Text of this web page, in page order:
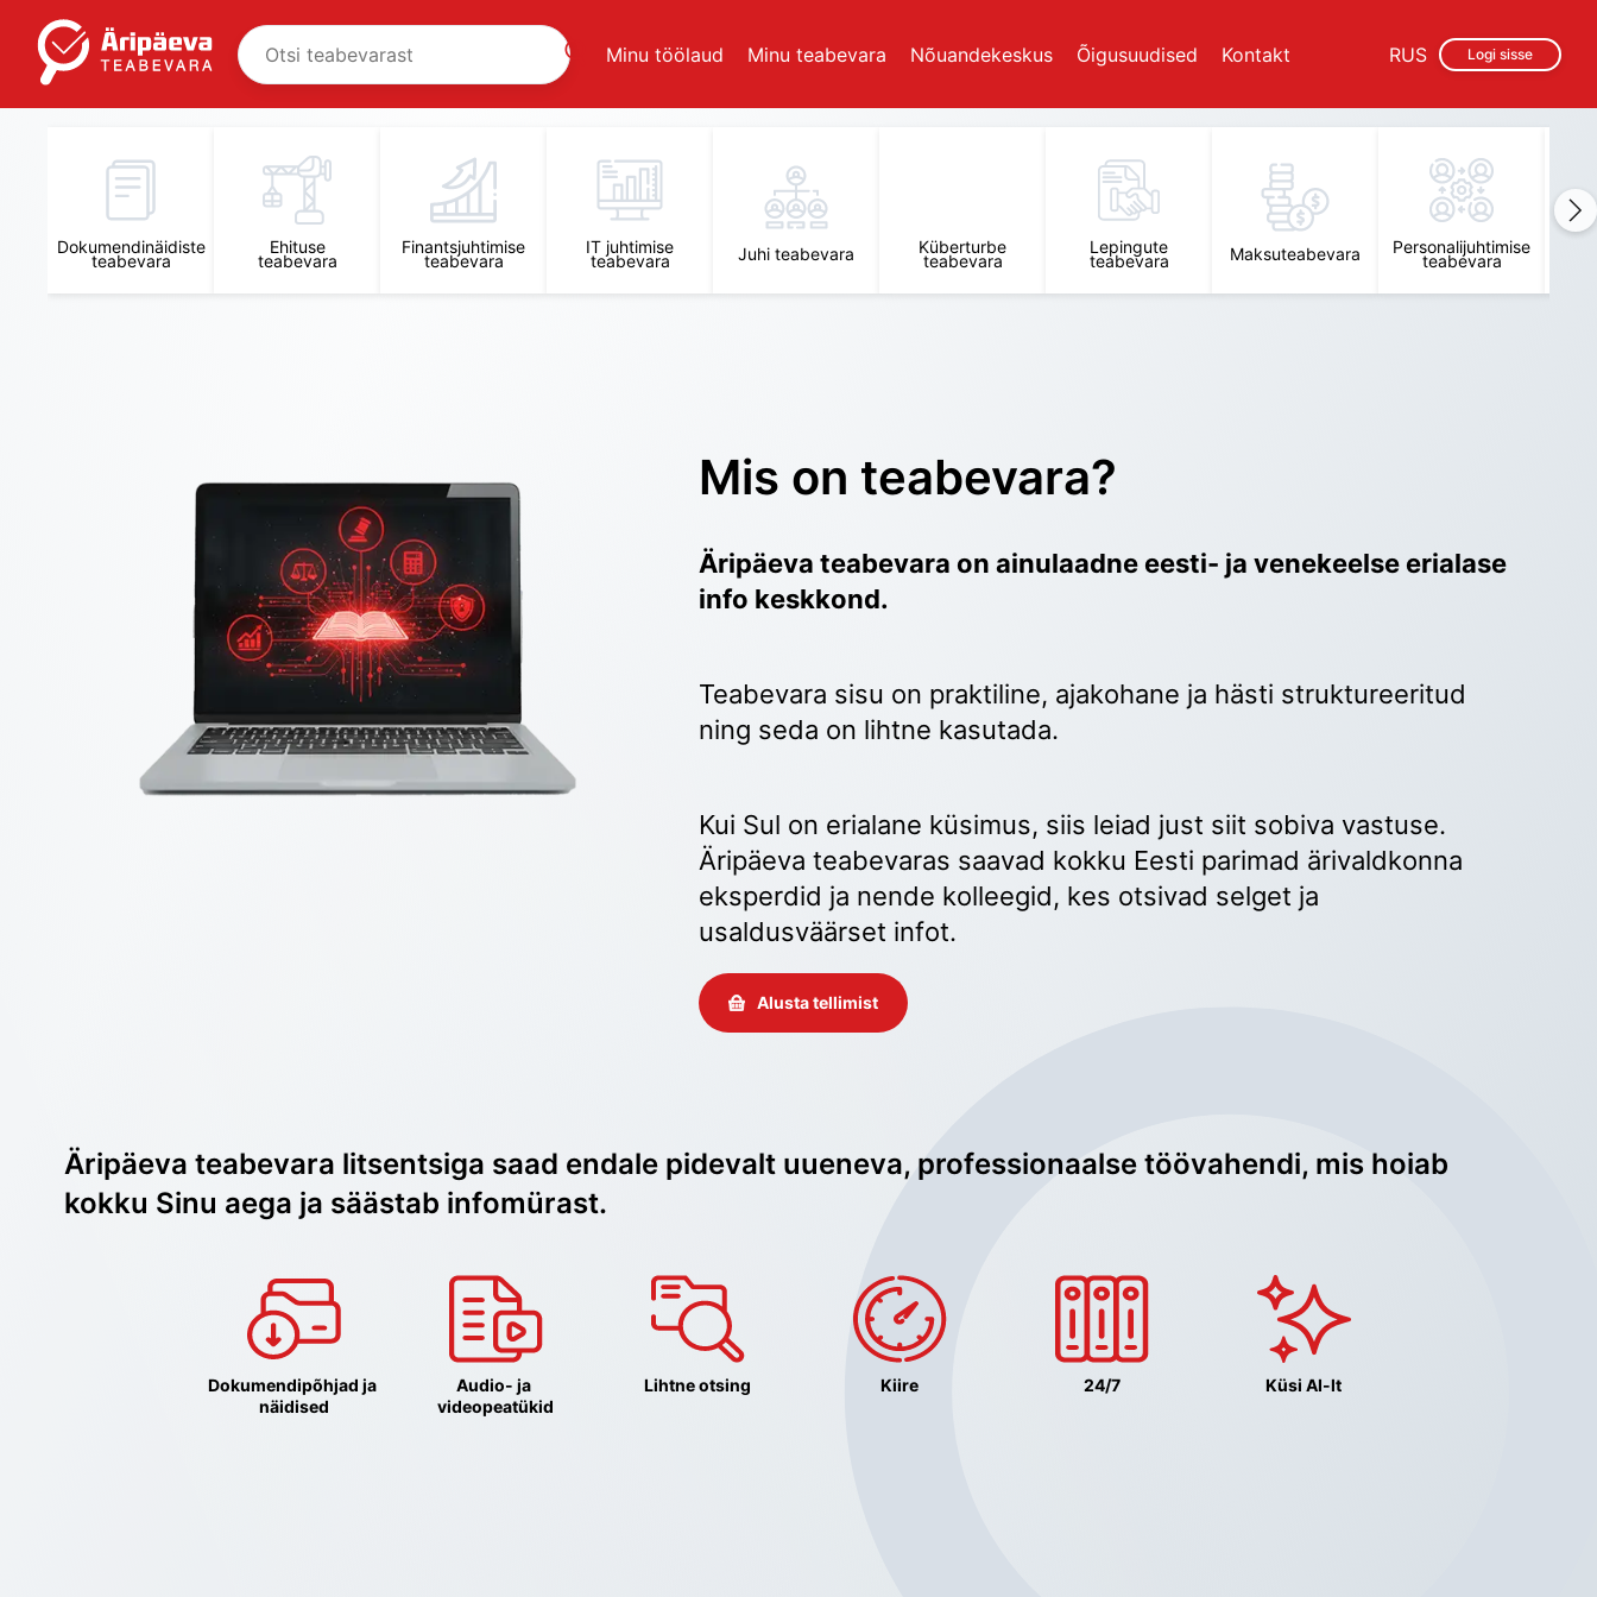
Minu töölaud Minu teabevara Nõuandekeskus Õigusuudised Kontakt Logi sisse
RUS
Dokumendinäidiste
teabevara
Ehituse
teabevara
Finantsjuhtimise
teabevara
IT juhtimise
teabevara Juhi teabevara Küberturbe
teabevara
Lepingute
teabevara Maksuteabevara Personalijuhtimise
teabevara
Mis on teabevara?
Äripäeva teabevara on ainulaadne eesti- ja venekeelse erialase
info keskkond.
Teabevara sisu on praktiline, ajakohane ja hästi struktureeritud
ning seda on lihtne kasutada.
Kui Sul on erialane küsimus, siis leiad just siit sobiva vastuse.
Äripäeva teabevaras saavad kokku Eesti parimad ärivaldkonna
eksperdid ja nende kolleegid, kes otsivad selget ja
usaldusväärset infot.
Alusta tellimist
Äripäeva teabevara litsentsiga saad endale pidevalt uueneva, professionaalse töövahendi, mis hoiab
kokku Sinu aega ja säästab infomürast.
Dokumendipõhjad ja
näidised
Audio- ja
videopeatükid
Lihtne otsing Kiire 24/7 Küsi AI-lt